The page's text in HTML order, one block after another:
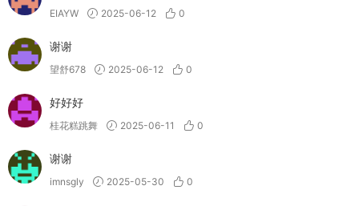
EIAYW 2025-06-12 0
谢谢
望舒678 2025-06-12 0
好好好
桂花糕跳舞 2025-06-11 0
谢谢
imnsgly 2025-05-30 0